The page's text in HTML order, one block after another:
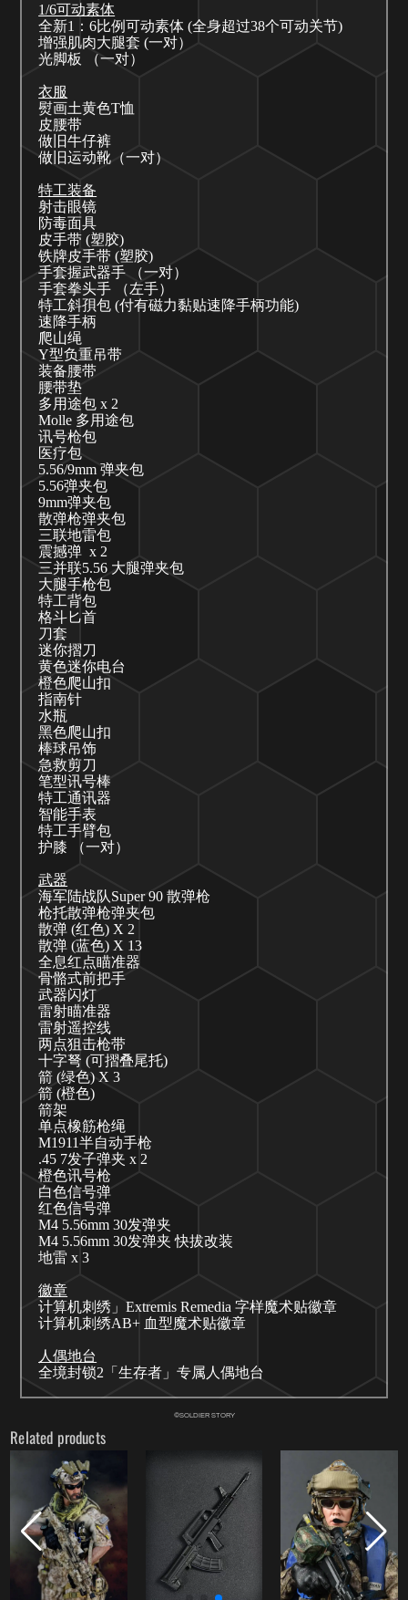
1/6可动素体
全新1：6比例可动素体 (全身超过38个可动关节)
增强肌肉大腿套 (一对）
光脚板
（一对）
衣服
熨画土黄色T恤
皮腰带
做旧牛仔裤
做旧运动靴（一对）
特工装备
射击眼镜
防毒面具
皮手带 (塑胶)
铁牌皮手带 (塑胶)
手套握武器手
（一对）
手套拳头手
（左手）
特工斜孭包 (付有磁力黏贴速降手柄功能)
速降手柄
爬山绳
Y型负重吊带
装备腰带
腰带垫
多用途包 x 2
Molle 多用途包
讯号枪包
医疗包
5.56/9mm 弹夹包
5.56弹夹包
9mm弹夹包
散弹枪弹夹包
三联地雷包
震撼弹 x 2
三并联5.56 大腿弹夹包
大腿手枪包
特工背包
格斗匕首
刀套
迷你摺刀
黄色迷你电台
橙色爬山扣
指南针
水瓶
黑色爬山扣
棒球吊饰
急救剪刀
笔型讯号棒
特工通讯器
智能手表
特工手臂包
护膝
（一对）
武器
海军陆战队Super 90 散弹枪
枪托散弹枪弹夹包
散弹 (红色) X 2
散弹 (蓝色) X 13
全息红点瞄准器
骨骼式前把手
武器闪灯
雷射瞄准器
雷射遥控线
两点狙击枪带
十字弩 (可摺叠尾托)
箭 (绿色) X 3
箭 (橙色)
箭架
单点橡筋枪绳
M1911半自动手枪
.45 7发子弹夹 x 2
橙色讯号枪
白色信号弹
红色信号弹
M4 5.56mm 30发弹夹
M4 5.56mm 30发弹夹 快拔改装
地雷 x 3
徽章
计算机刺绣」Extremis Remedia 字样魔术贴徽章
计算机刺绣AB+ 血型魔术贴徽章
人偶地台
全境封锁2「生存者」专属人偶地台
©SOLDIER STORY
Related products